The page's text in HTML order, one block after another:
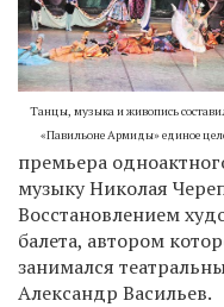
Танцы, музыка и живопись
«Павильоне Армиды» единое
премьера
музыку Николая
Восстановлением
балета, автором
занимался
Александр Васильев.